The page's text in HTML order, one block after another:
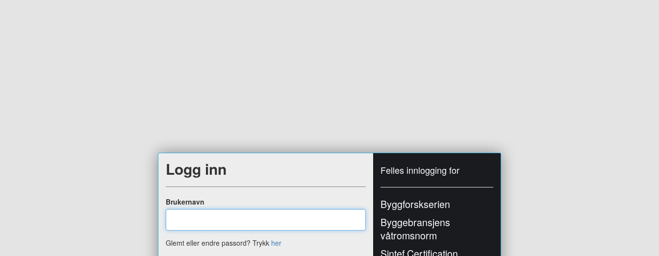
Logg inn
Brukernavn
Glemt eller endre passord? Trykk her
Felles innlogging for
Byggforskserien
Byggebransjens
våtromsnorm